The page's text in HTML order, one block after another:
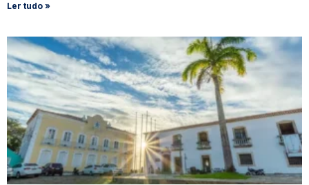
Ler tudo »